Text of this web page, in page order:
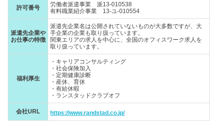
許可番号
労働者派遣事業 派13-010538
有料職業紹介事業 13-ユ-010554
派遣先企業や
お仕事の特徴
派遣先企業名は公開されていないものが大多数ですが、大
手企業の企業も取り扱っています。
関東エリアの求人を中心に、全国のオフィスワーク求人を
取り扱っています。
福利厚生
・キャリアコンサルティング
・社会保険加入
・定期健康診断
・産休、育休
・有給休暇
・ランスタッドクラブオフ
会社URL https://www.randstad.co.jp/